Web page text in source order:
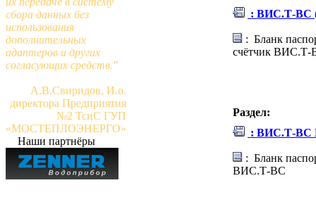
сбора данных без
использования
дополнительных
адаптеров и других
согласующих средств."
А.В.Свиридов, И.о.
директора Предприятия
№2 ТсиС ГУП
«МОСТЕПЛОЭНЕРГО»
Наши партнёры
: ВИС.Т-ВС
: Бланк
счётчик ВИС.Т-
Раздел:
: ВИС.Т-ВС
: Бланк
ВИС.Т-ВС